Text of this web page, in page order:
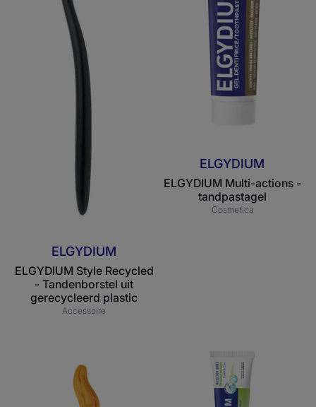
ELGYDIUM
ELGYDIUM Style Recycled
- Tandenborstel uit
gerecycleerd plastic
Accessoire
ELGYDIUM
ELGYDIUM Multi-actions -
tandpastagel
Cosmetica
Kids
Dragon
2/6
Tandplak
Onthuller